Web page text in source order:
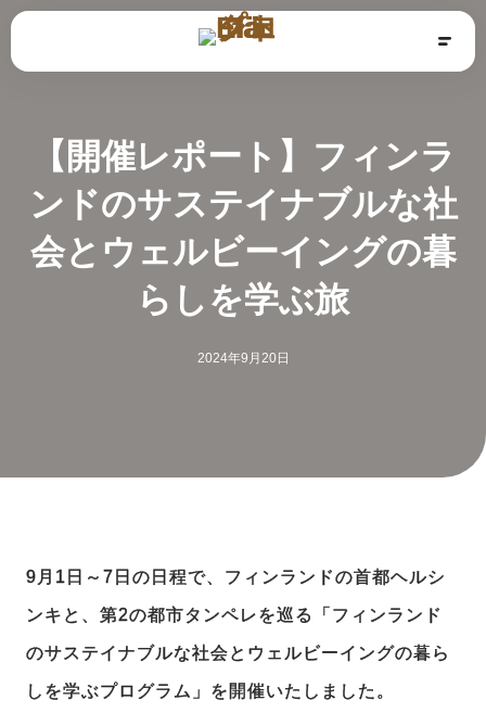
【開催レポート】フィンラ
ンドのサステイナブルな社
会とウェルビーイングの暮
らしを学ぶ旅
2024年9月20日
9月1日～7日の日程で、フィンランドの首都ヘルシ
ンキと、第2の都市タンペレを巡る「フィンランド
のサステイナブルな社会とウェルビーイングの暮ら
しを学ぶプログラム」を開催いたしました。